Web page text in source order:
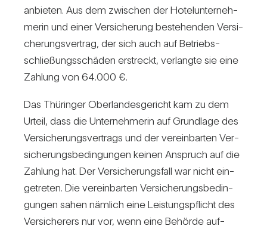
anbieten. Aus dem zwi­schen der Hotel­un­ter­neh­
merin und einer Ver­si­che­rung bestehenden Ver­si­
che­rungs­ver­trag, der sich auch auf Betriebs­
schlie­ßungs­schäden erstreckt, ver­langte sie eine
Zah­lung von 64.000 €.
Das Thü­ringer Ober­lan­des­ge­richt kam zu dem
Urteil, dass die Unter­neh­merin auf Grund­lage des
Ver­si­che­rungs­ver­trags und der ver­ein­barten Ver­
si­che­rungs­be­din­gungen keinen Anspruch auf die
Zah­lung hat. Der Ver­si­che­rungs­fall war nicht ein­
ge­treten. Die ver­ein­barten Ver­si­che­rungs­be­din­
gungen sahen näm­lich eine Leis­tungs­pflicht des
Ver­si­che­rers nur vor, wenn eine Behörde auf­